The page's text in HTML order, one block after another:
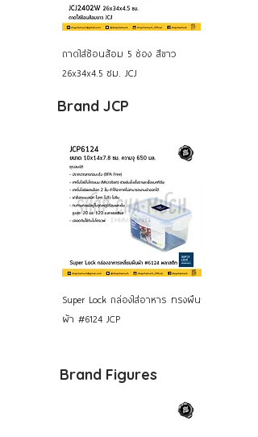
ถาดใส่ช้อนส้อม 5 ช่อง สีขาว
26x34x4.5 ซม. JCJ
Brand JCP
Super Lock กล่องใส่อาหาร ทรงผืน
ผ้า #6124 JCP
กล่องใส่กล้อ
Brand Figures